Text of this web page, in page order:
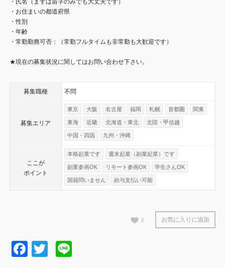
・氏名（まずは苗字のみでも大丈夫です）
・お住まいの都道府県
・性別
・年齢
・常勤勤務可否：（常勤フルタイムも非常勤も大歓迎です）
★現在の募集状況に関してはお問い合わせ下さい。
募集職種 不問
募集エリア
東京 大阪 名古屋 福岡 札幌 首都圏 関東
東海 近畿 北海道・東北 北陸・甲信越
中国・四国 九州・沖縄
ここが
ポイント
本格起業です 週末起業（副業起業）です
副業参画OK リモート参画OK 学生さんOK
国籍問いません 給与支払い可能
2 お気に入りに追加
Facebook
Twitter